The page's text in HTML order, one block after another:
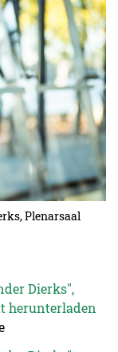
Plenarsaal
Dierks",
herunterladen